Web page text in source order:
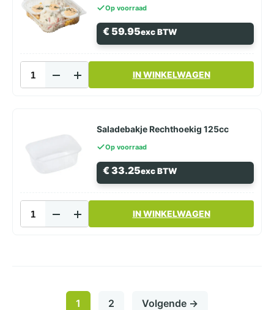
Op voorraad
€ 59.95exc BTW
Saladebak
met
Deksel
IN WINKELWAGEN
Saladebakje Rechthoekig 125cc
Op voorraad
€33.25exc BTW
Saladebakje
Rechthoekig
125cc
IN WINKELWAGEN
1 2 Volgende →